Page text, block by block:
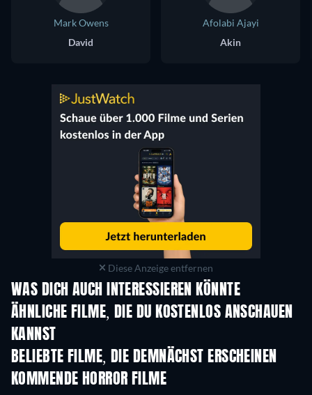
Mark Owens
David
Afolabi Ajayi
Akin
Diese Anzeige entfernen
WAS DICH AUCH INTERESSIEREN KÖNNTE
ÄHNLICHE FILME, DIE DU KOSTENLOS ANSCHAUEN
KANNST
BELIEBTE FILME, DIE DEMNÄCHST ERSCHEINEN
KOMMENDE HORROR FILME